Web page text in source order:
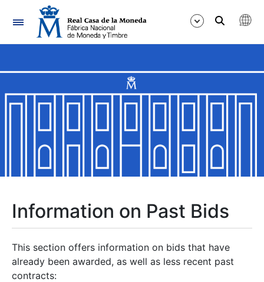
Navigation
Show/Hide
Show/Hide
Show/Hide
Information on Past Bids
This section offers information on bids that have
already been awarded, as well as less recent past
contracts: